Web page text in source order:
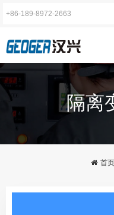
隔离
首页